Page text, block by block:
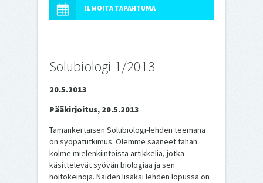
ILMOITA TAPAHTUMA
Solubiologi 1/2013
20.5.2013
Pääkirjoitus, 20.5.2013
Tämänkertaisen Solubiologi-lehden teemana
on syöpätutkimus. Olemme saaneet tähän
kolme mielenkiintoista artikkelia, jotka
käsittelevät syövän biologiaa ja sen
hoitokeinoja. Näiden lisäksi lehden lopussa on